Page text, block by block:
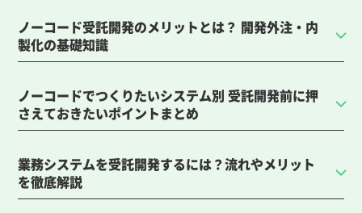
ノーコード受託開発のメリットとは？ 開発外注・内
製化の基礎知識
ノーコードでつくりたいシステム別 受託開発前に押
さえておきたいポイントまとめ
業務システムを受託開発するには？流れやメリット
を徹底解説